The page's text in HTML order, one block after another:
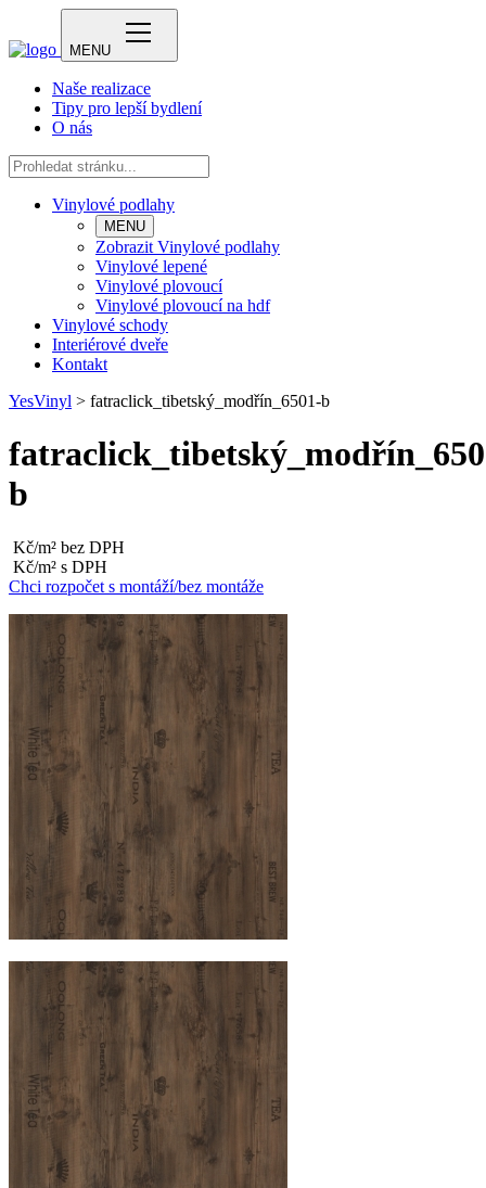
MENU
Naše realizace
Tipy pro lepší bydlení
O nás
Vinylové podlahy
MENU
Zobrazit Vinylové podlahy
Vinylové lepené
Vinylové plovoucí
Vinylové plovoucí na hdf
Vinylové schody
Interiérové dveře
Kontakt
YesVinyl > fatraclick_tibetský_modřín_6501-b
b
Kč/m² bez DPH
Kč/m² s DPH
Chci rozpočet s montáží/bez montáže